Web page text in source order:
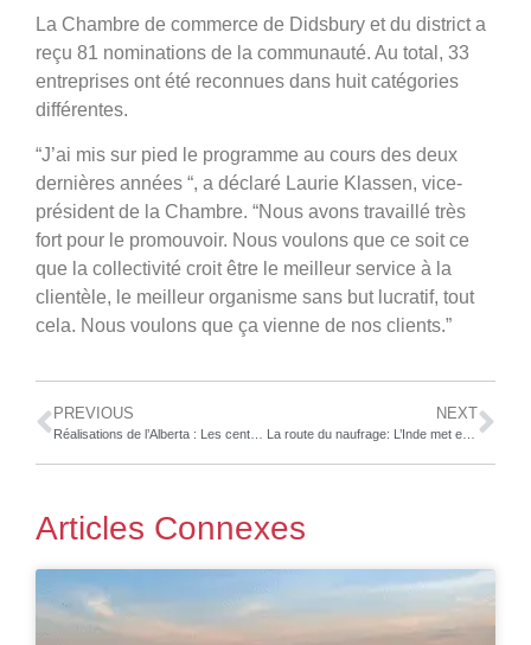
La Chambre de commerce de Didsbury et du district a
reçu 81 nominations de la communauté. Au total, 33
entreprises ont été reconnues dans huit catégories
différentes.
“J’ai mis sur pied le programme au cours des deux
dernières années “, a déclaré Laurie Klassen, vice-
président de la Chambre. “Nous avons travaillé très
fort pour le promouvoir. Nous voulons que ce soit ce
que la collectivité croit être le meilleur service à la
clientèle, le meilleur organisme sans but lucratif, tout
cela. Nous voulons que ça vienne de nos clients.”
PREVIOUS NEXT
La route du naufrage: L’Inde met en œuvre une initiative de mise à la ferraille d’automobiles
Articles Connexes